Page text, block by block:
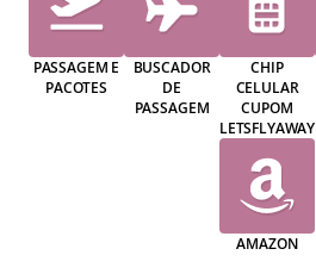
PASSAGEM E
PACOTES
BUSCADOR
DE
PASSAGEM
CHIP
CELULAR
CUPOM
LETSFLYAWAY
AMAZON